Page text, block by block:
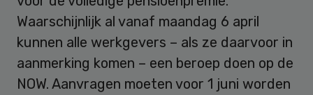
Waarschijnlijk al vanaf maandag 6 april
kunnen alle werkgevers – als ze daarvoor in
aanmerking komen – een beroep doen op de
NOW. Aanvragen moeten voor 1 juni worden